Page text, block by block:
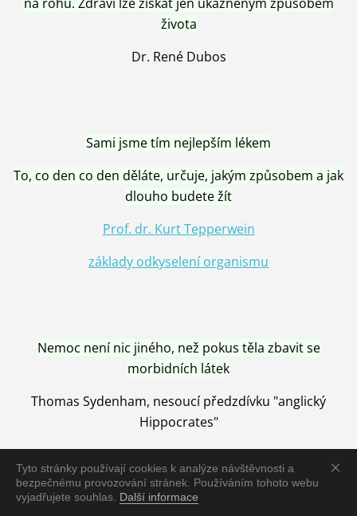
Tyto stránky používají cookies k analýze návštěvnosti a
bezpečnému provozování stránek. Používáním tohoto webu
vyjadřujete souhlas. Další informace
života
Dr. René Dubos
Sami jsme tím nejlepším lékem
To, co den co den děláte, určuje, jakým způsobem a jak
dlouho budete žít
Prof. dr. Kurt Tepperwein
základy odkyselení organismu
Nemoc není nic jiného, než pokus těla zbavit se
morbidních látek
Thomas Sydenham, nesoucí předzdívku "anglický
Hippocrates"
Nemoc je vyléčena jen pomocí Přírody, neutralizací a